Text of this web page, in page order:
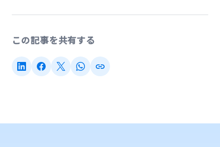
この記事を共有する